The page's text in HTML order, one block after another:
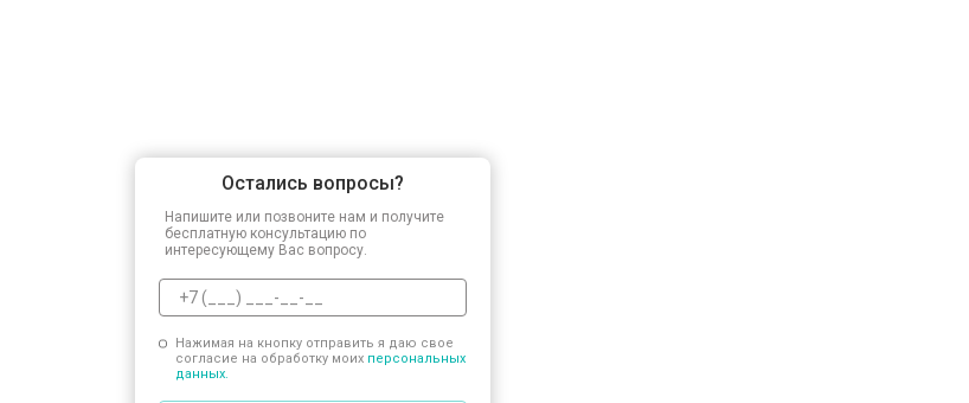
Остались вопросы?
Напишите или позвоните нам и получите
бесплатную консультацию по
интересующему Вас вопросу.
Нажимая на кнопку отправить я даю свое
согласие на обработку моих персональных
данных.